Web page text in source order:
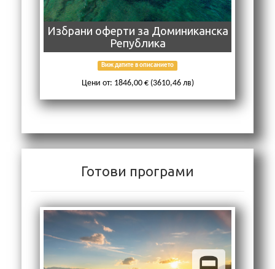
Избрани оферти за Доминиканска
Република
Виж датите в описанието
Цени от: 1846,00 € (3610,46 лв)
Готови програми